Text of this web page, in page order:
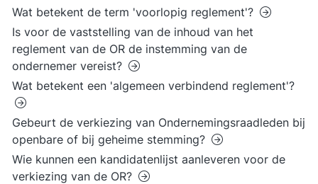
Wat betekent de term 'voorlopig reglement'?
Is voor de vaststelling van de inhoud van het
reglement van de OR de instemming van de
ondernemer vereist?
Wat betekent een 'algemeen verbindend reglement'?
Gebeurt de verkiezing van Ondernemingsraadleden bij
openbare of bij geheime stemming?
Wie kunnen een kandidatenlijst aanleveren voor de
verkiezing van de OR?